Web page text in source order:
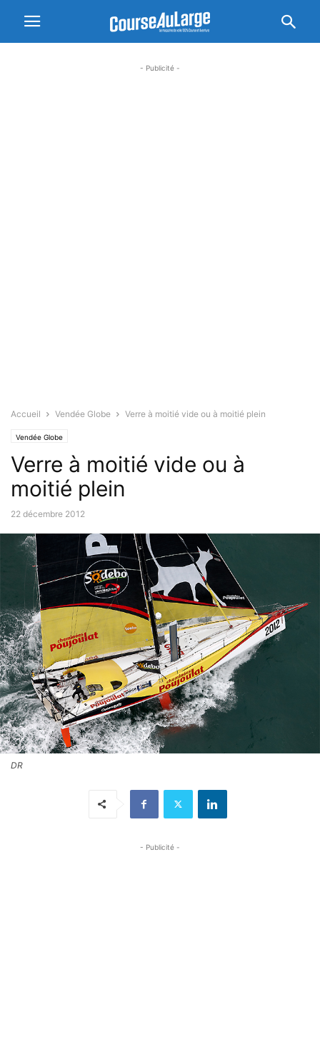
- Publicité -
Accueil Vendée Globe Verre à moitié vide ou à moitié plein
Vendée Globe
Verre à moitié vide ou à
moitié plein
22 décembre 2012
DR
- Publicité -